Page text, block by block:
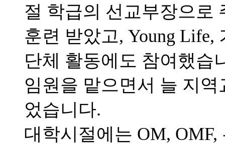
절 학급의 선교부장으로
훈련 받았고, Young
단체 활동에도 참여했습
임원을 맡으면서 늘 지
었습니다.
대학시절에는 OM,